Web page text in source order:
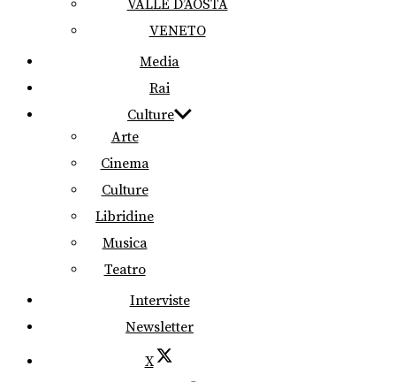
VALLE D’AOSTA
VENETO
Media
Rai
Culture
Arte
Cinema
Culture
Libridine
Musica
Teatro
Interviste
Newsletter
X